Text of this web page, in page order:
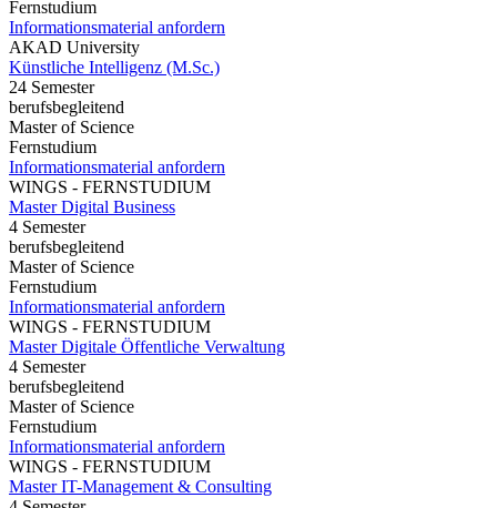
Fernstudium
Informationsmaterial anfordern
AKAD University
Künstliche Intelligenz (M.Sc.)
24 Semester
berufsbegleitend
Master of Science
Fernstudium
Informationsmaterial anfordern
WINGS - FERNSTUDIUM
Master Digital Business
4 Semester
berufsbegleitend
Master of Science
Fernstudium
Informationsmaterial anfordern
WINGS - FERNSTUDIUM
Master Digitale Öffentliche Verwaltung
4 Semester
berufsbegleitend
Master of Science
Fernstudium
Informationsmaterial anfordern
WINGS - FERNSTUDIUM
Master IT-Management & Consulting